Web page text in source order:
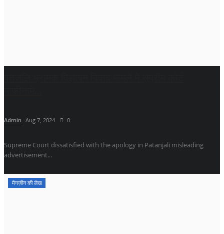
Admin Aug 7, 2024 0
Supreme Court dissatisfied with the apology in Patanjali misleading
advertisement...
मैगज़ीन की लेख